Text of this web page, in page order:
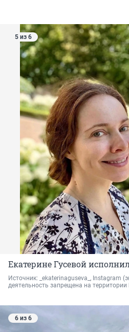
5 из 6
Екатерине Гусевой
Источник: _ekaterinaguseva_, Instagram
деятельность запрещена на
6 из 6